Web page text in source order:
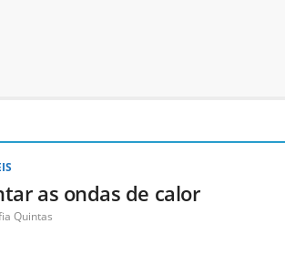
as ondas de calor
Quintas